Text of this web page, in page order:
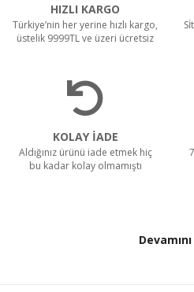
HIZLI KARGO
Türkiye’nin her yerine hızlı kargo,
üstelik 9999TL ve üzeri ücretsiz
KOLAY İADE
Aldığınız ürünü iade etmek hiç
bu kadar kolay olmamıştı